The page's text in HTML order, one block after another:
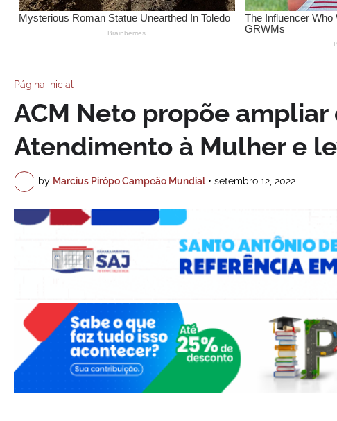
Página inicial
ACM Neto propõe
Atendimento à Mulher e
by Marcius Pirôpo Campeão Mundial • setembro 12, 2022